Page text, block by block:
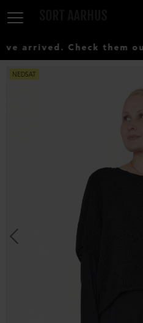
arrived. Check them out
NEDSAT